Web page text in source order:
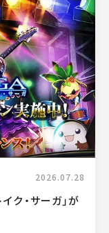
2026.07.28
ク・サーガ」が